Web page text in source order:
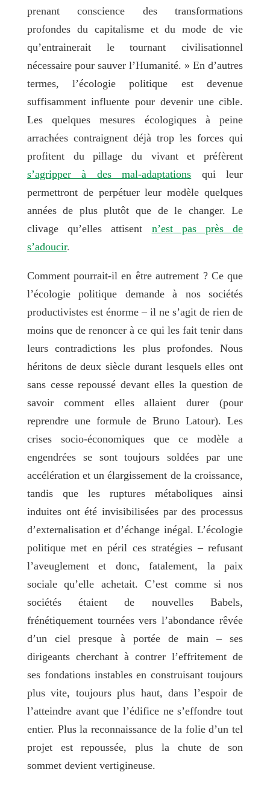
prenant conscience des transformations
profondes du capitalisme et du mode de vie
qu’entrainerait le tournant civilisationnel
nécessaire pour sauver l’Humanité. » En d’autres
termes, l’écologie politique est devenue
suffisamment influente pour devenir une cible.
Les quelques mesures écologiques à peine
arrachées contraignent déjà trop les forces qui
profitent du pillage du vivant et préfèrent
s’agripper à des mal-adaptations qui leur
permettront de perpétuer leur modèle quelques
années de plus plutôt que de le changer. Le
clivage qu’elles attisent n’est pas près de
s’adoucir.
Comment pourrait-il en être autrement ? Ce que
l’écologie politique demande à nos sociétés
productivistes est énorme – il ne s’agit de rien de
moins que de renoncer à ce qui les fait tenir dans
leurs contradictions les plus profondes. Nous
héritons de deux siècle durant lesquels elles ont
sans cesse repoussé devant elles la question de
savoir comment elles allaient durer (pour
reprendre une formule de Bruno Latour). Les
crises socio-économiques que ce modèle a
engendrées se sont toujours soldées par une
accélération et un élargissement de la croissance,
tandis que les ruptures métaboliques ainsi
induites ont été invisibilisées par des processus
d’externalisation et d’échange inégal. L’écologie
politique met en péril ces stratégies – refusant
l’aveuglement et donc, fatalement, la paix
sociale qu’elle achetait. C’est comme si nos
sociétés étaient de nouvelles Babels,
frénétiquement tournées vers l’abondance rêvée
d’un ciel presque à portée de main – ses
dirigeants cherchant à contrer l’effritement de
ses fondations instables en construisant toujours
plus vite, toujours plus haut, dans l’espoir de
l’atteindre avant que l’édifice ne s’effondre tout
entier. Plus la reconnaissance de la folie d’un tel
projet est repoussée, plus la chute de son
sommet devient vertigineuse.